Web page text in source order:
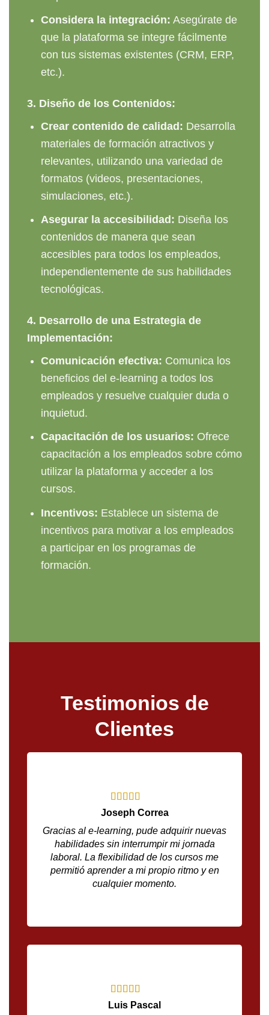
Considera la integración: Asegúrate de
que la plataforma se integre fácilmente
con tus sistemas existentes (CRM, ERP,
etc.).
3. Diseño de los Contenidos:
Crear contenido de calidad: Desarrolla
materiales de formación atractivos y
relevantes, utilizando una variedad de
formatos (videos, presentaciones,
simulaciones, etc.).
Asegurar la accesibilidad: Diseña los
contenidos de manera que sean
accesibles para todos los empleados,
independientemente de sus habilidades
tecnológicas.
4. Desarrollo de una Estrategia de
Implementación:
Comunicación efectiva: Comunica los
beneficios del e-learning a todos los
empleados y resuelve cualquier duda o
inquietud.
Capacitación de los usuarios: Ofrece
capacitación a los empleados sobre cómo
utilizar la plataforma y acceder a los
cursos.
Incentivos: Establece un sistema de
incentivos para motivar a los empleados
a participar en los programas de
formación.
Testimonios de
Clientes
Joseph Correa
Gracias al e-learning, pude adquirir nuevas
habilidades sin interrumpir mi jornada
laboral. La flexibilidad de los cursos me
permitió aprender a mi propio ritmo y en
cualquier momento.
Luis Pascal